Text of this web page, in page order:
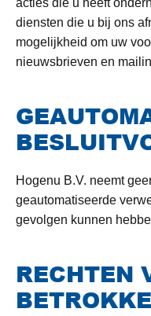
acties die u heeft
diensten die u bij ons
mogelijkheid om uw
nieuwsbrieven en
Hogenu B.V. neemt
geautomatiseerde
gevolgen kunnen
RECHTEN